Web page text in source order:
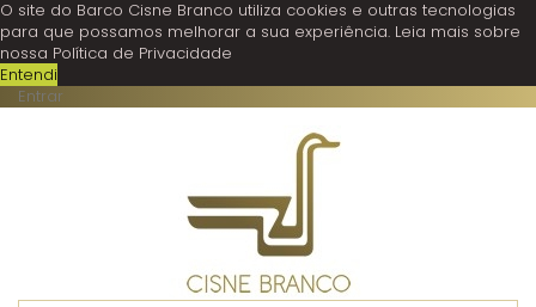
O site do Barco Cisne Branco utiliza cookies e outras tecnologias
para que possamos melhorar a sua experiência. Leia mais sobre
nossa Política de Privacidade
Entendi
Entrar